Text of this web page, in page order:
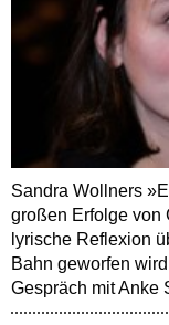
Sandra Wollners
großen Erfolge von
lyrische Reflexion
Bahn geworfen
Gespräch mit Anke